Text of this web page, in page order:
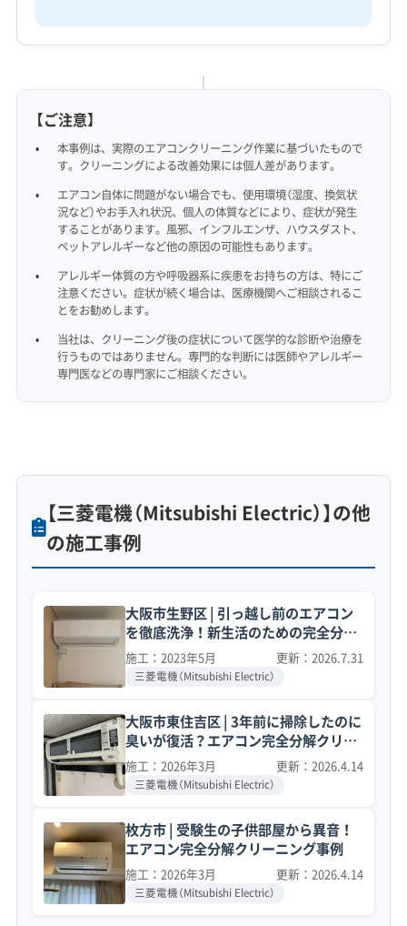
【ご注意】
本事例は、実際のエアコンクリーニング作業に基づいたもので
す。クリーニングによる改善効果には個人差があります。
エアコン自体に問題がない場合でも、使用環境（湿度、換気状
況など）やお手入れ状況、個人の体質などにより、症状が発生
することがあります。風邪、インフルエンザ、ハウスダスト、
ペットアレルギーなど他の原因の可能性もあります。
アレルギー体質の方や呼吸器系に疾患をお持ちの方は、特にご
注意ください。症状が続く場合は、医療機関へご相談されるこ
とをお勧めします。
当社は、クリーニング後の症状について医学的な診断や治療を
行うものではありません。専門的な判断には医師やアレルギー
専門医などの専門家にご相談ください。
【三菱電機（Mitsubishi Electric）】の他
の施工事例
大阪市生野区 | 引っ越し前のエアコン
を徹底洗浄！新生活のための完全分解
クリーニング事例
施工：2023年5月 更新：2026.7.31
三菱電機（Mitsubishi Electric）
大阪市東住吉区 | 3年前に掃除したのに
臭いが復活？エアコン完全分解クリー
ニング事例
施工：2026年3月 更新：2026.4.14
三菱電機（Mitsubishi Electric）
枚方市 | 受験生の子供部屋から異音！
エアコン完全分解クリーニング事例
施工：2026年3月 更新：2026.4.14
三菱電機（Mitsubishi Electric）